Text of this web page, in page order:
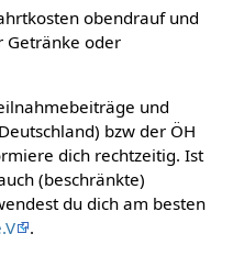
obendrauf und
Getränke oder
und
bzw der ÖH
dich rechtzeitig. Ist
(beschränkte)
du dich am besten
.